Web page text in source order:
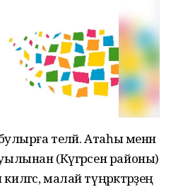
булырға теләй. Атаһы менән
(Күгәрсен районы)
малай түңәрәктәрҙең